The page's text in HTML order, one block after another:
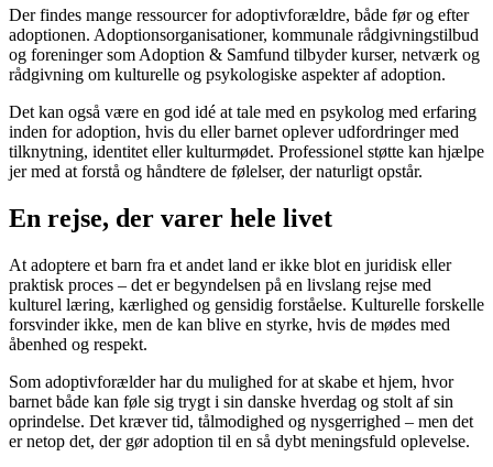
Der findes mange ressourcer for adoptivforældre, både før og efter
adoptionen. Adoptionsorganisationer, kommunale rådgivningstilbud
og foreninger som Adoption & Samfund tilbyder kurser, netværk og
rådgivning om kulturelle og psykologiske aspekter af adoption.
Det kan også være en god idé at tale med en psykolog med erfaring
inden for adoption, hvis du eller barnet oplever udfordringer med
tilknytning, identitet eller kulturmødet. Professionel støtte kan hjælpe
jer med at forstå og håndtere de følelser, der naturligt opstår.
En rejse, der varer hele livet
At adoptere et barn fra et andet land er ikke blot en juridisk eller
praktisk proces – det er begyndelsen på en livslang rejse med
kulturel læring, kærlighed og gensidig forståelse. Kulturelle forskelle
forsvinder ikke, men de kan blive en styrke, hvis de mødes med
åbenhed og respekt.
Som adoptivforælder har du mulighed for at skabe et hjem, hvor
barnet både kan føle sig trygt i sin danske hverdag og stolt af sin
oprindelse. Det kræver tid, tålmodighed og nysgerrighed – men det
er netop det, der gør adoption til en så dybt meningsfuld oplevelse.